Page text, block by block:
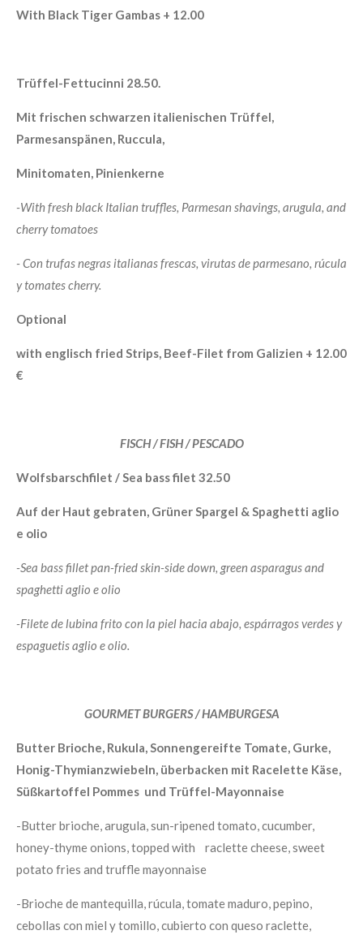
With Black Tiger Gambas + 12.00
Trüffel-Fettucinni 28.50.
Mit frischen schwarzen italienischen Trüffel,
Parmesanspänen, Ruccula,
Minitomaten, Pinienkerne
-With fresh black Italian truffles, Parmesan shavings, arugula, and
cherry tomatoes
-Con trufas negras italianas frescas, virutas de parmesano, rúcula
y tomates cherry.
Optional
with englisch fried Strips, Beef-Filet from Galizien + 12.00
€
FISCH / FISH / PESCADO
Wolfsbarschfilet / Sea bass filet 32.50
Auf der Haut gebraten, Grüner Spargel & Spaghetti aglio
e olio
-Sea bass fillet pan-fried skin-side down, green asparagus and
spaghetti aglio e olio
-Filete de lubina frito con la piel hacia abajo, espárragos verdes y
espaguetis aglio e olio.
GOURMET BURGERS / HAMBURGESA
Butter Brioche, Rukula, Sonnengereifte Tomate, Gurke,
Honig-Thymianzwiebeln, überbacken mit Racelette Käse,
Süßkartoffel Pommes und Trüffel-Mayonnaise
-Butter brioche, arugula, sun-ripened tomato, cucumber,
honey-thyme onions, topped with raclette cheese, sweet
potato fries and truffle mayonnaise
-Brioche de mantequilla, rúcula, tomate maduro, pepino,
cebollas con miel y tomillo, cubierto con queso raclette,